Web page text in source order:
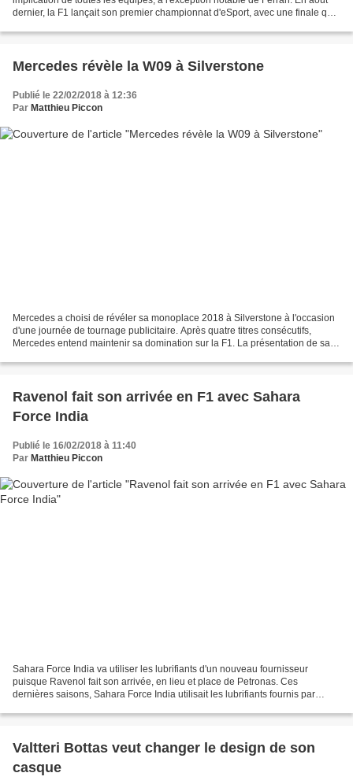
dernier, la F1 lançait son premier championnat d'eSport, avec une finale qui
Mercedes révèle la W09 à Silverstone
Publié le 22/02/2018 à 12:36
Par Matthieu Piccon
Mercedes a choisi de révéler sa monoplace 2018 à Silverstone à l'occasion
d'une journée de tournage publicitaire. Après quatre titres consécutifs,
Mercedes entend maintenir sa domination sur la F1. La présentation de sa
Ravenol fait son arrivée en F1 avec Sahara
Force India
Publié le 16/02/2018 à 11:40
Par Matthieu Piccon
Sahara Force India va utiliser les lubrifiants d'un nouveau fournisseur
puisque Ravenol fait son arrivée, en lieu et place de Petronas. Ces
dernières saisons, Sahara Force India utilisait les lubrifiants fournis par
Valtteri Bottas veut changer le design de son
casque